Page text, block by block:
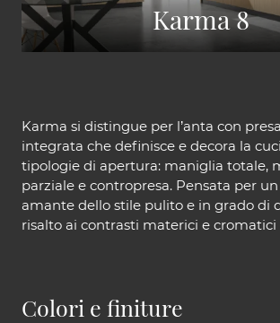
Karma 8
Karma si distingue per l’anta con
integrata che definisce e decora la
tipologie di apertura: maniglia totale,
parziale e contropresa. Pensata per
amante dello stile pulito e in grado di
risalto ai contrasti materici e
Colori e finiture